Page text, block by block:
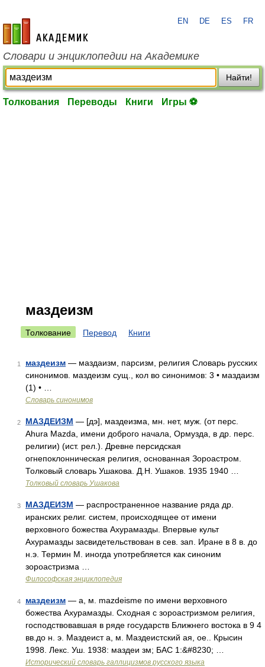
academic.ru
EN DE ES FR
Словари и энциклопедии на Академике
Найти!
Толкования Переводы Книги Игры ⚽
маздеизм
Толкование Перевод Книги
1 маздеизм — маздаизм, парсизм, религия Словарь русских
синонимов. маздеизм сущ., кол во синонимов: 3 • маздаизм
(1) • …
Словарь синонимов
2 МАЗДЕИЗМ — [дэ], маздеизма, мн. нет, муж. (от перс.
Ahura Mazda, имени доброго начала, Ормузда, в др. перс.
религии) (ист. рел.). Древне персидская
огнепоклонническая религия, основанная Зороастром.
Толковый словарь Ушакова. Д.Н. Ушаков. 1935 1940 …
Толковый словарь Ушакова
3 МАЗДЕИЗМ — распространенное название ряда др.
иранских религ. систем, происходящее от имени
верховного божества Ахурамазды. Впервые культ
Ахурамазды засвидетельствован в сев. зап. Иране в 8 в. до
н.э. Термин М. иногда употребляется как синоним
зороастризма …
Философская энциклопедия
4 маздеизм — а, м. mazdeisme по имени верховного
божества Ахурамазды. Сходная с зороастризмом религия,
господствовавшая в ряде государств Ближнего востока в 9 4
вв.до н. э. Маздеист а, м. Маздеистский ая, ое.. Крысин
1998. Лекс. Уш. 1938: маздеи зм; БАС 1:&#8230; …
Исторический словарь галлицизмов русского языка